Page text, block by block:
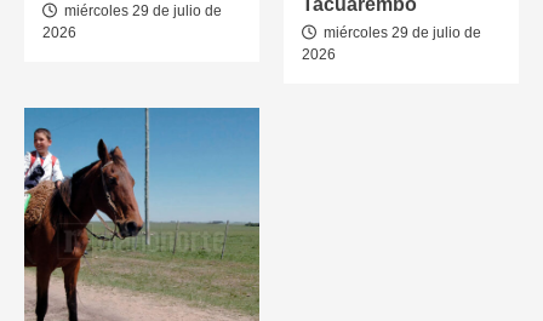
miércoles 29 de julio de
2026
Tacuarembó
miércoles 29 de julio de
2026